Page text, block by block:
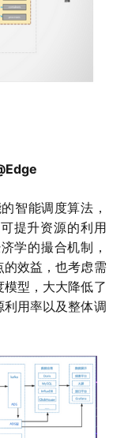
智能调度算法，
提升资源的利用
学的撮合机制，
效益，也考虑需
型，大大降低了
用率以及整体调